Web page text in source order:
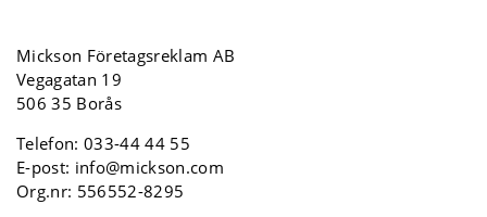
Mickson Företagsreklam AB
Vegagatan 19
506 35 Borås
Telefon:033-44 44 55
E-post: info@mickson.com
Org.nr: 556552-8295